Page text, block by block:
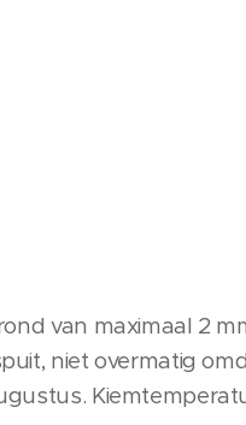
van maximaal 2
niet overmatig